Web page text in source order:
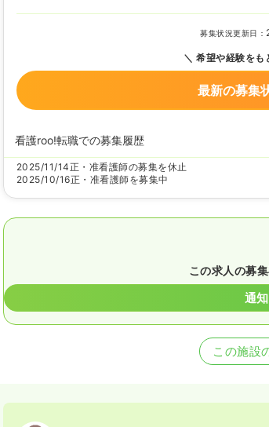
募集状況更新日：
希望や経験をも
最新の募集
看護roo!転職での募集履歴
2025/11/14正・准看護師の募集を休止
2025/10/16正・准看護師を募集中
この求人の募
通
この施設